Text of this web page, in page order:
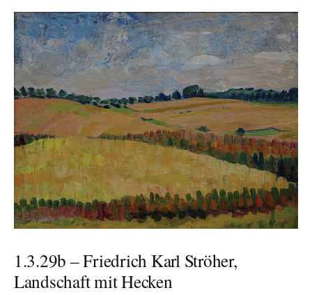
1.3.29b – Friedrich Karl Ströher,
Landschaft mit Hecken